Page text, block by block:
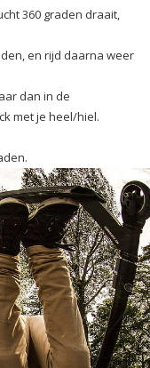
360 graden draait,
en rijd daarna weer
dan in de
met je heel/hiel.